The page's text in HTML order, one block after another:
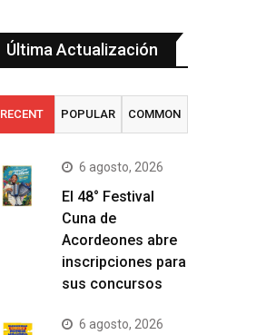
Última Actualización
RECENT POPULAR COMMON
6 agosto, 2026
El 48° Festival
Cuna de
Acordeones abre
inscripciones para
sus concursos
6 agosto, 2026